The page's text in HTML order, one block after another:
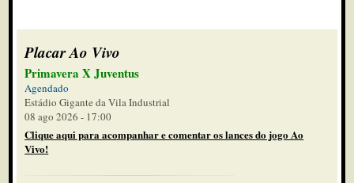
Placar Ao Vivo
Primavera X Juventus
Agendado
Estádio Gigante da Vila Industrial
08 ago 2026 - 17:00
Clique aqui para acompanhar e comentar os lances do jogo Ao
Vivo!